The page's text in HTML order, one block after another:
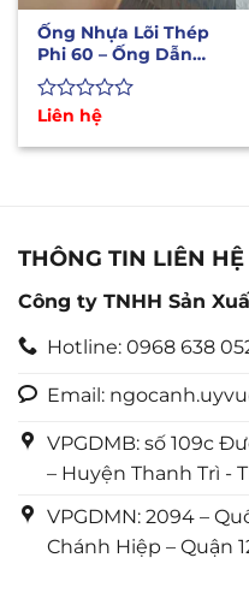
Ống Nhựa Lõi Thép
Phi 60 – Ống Dẫn
Xăng Dầu Hóa Chất
Lỏng
Được
hạng
Liên hệ
THÔNG TIN LIÊN HỆ
Công ty TNHH Sản
Hotline: 0968 638
Email:
VPGDMB: số 109c
– Huyện Thanh Trì -
VPGDMN: 2094 –
Chánh Hiệp – Quận